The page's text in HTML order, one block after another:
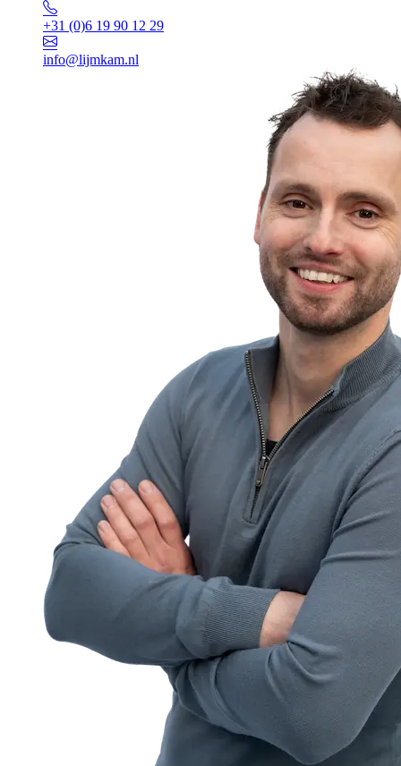
+31 (0)6 19 90 12 29
info@lijmkam.nl